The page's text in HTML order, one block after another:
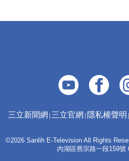
三立新聞網 三立官網 隱私權聲明
©2026 Sanlih E-Television All Rights
內湖區舊宗路一段159號